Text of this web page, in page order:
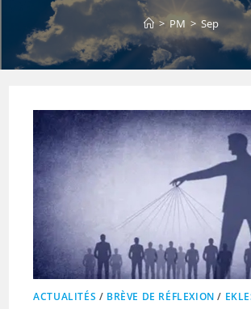
> PM > Sep
ACTUALITÉS / BRÈVE DE RÉFLEXION /